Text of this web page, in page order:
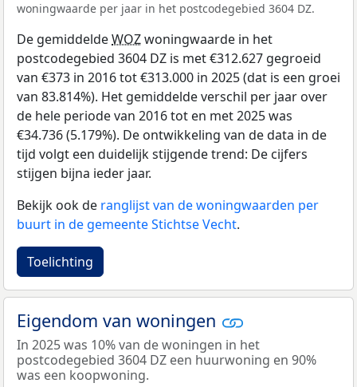
woningwaarde per jaar in het postcodegebied 3604 DZ.
De gemiddeldeWOZwoningwaarde in het
postcodegebied 3604 DZ is met €312.627 gegroeid
van €373 in 2016 tot €313.000 in 2025 (dat is een groei
van 83.814%). Het gemiddelde verschil per jaar over
de hele periode van 2016 tot en met 2025 was
€34.736 (5.179%). De ontwikkeling van de data in de
tijd volgt een duidelijk stijgende trend: De cijfers
stijgen bijna ieder jaar.
Bekijk ook de ranglijst van de woningwaarden per
buurt in de gemeente Stichtse Vecht.
Toelichting
Eigendom van woningen
In 2025 was 10% van de woningen in het
postcodegebied 3604 DZ een huurwoning en 90%
was een koopwoning.